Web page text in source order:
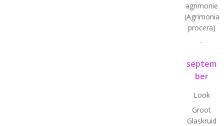
agrimonie
(Agrimonia
procera)
-
septem
ber
Look
Groot
Glaskruid